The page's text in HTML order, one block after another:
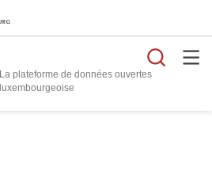
La plateforme de données ouvertes